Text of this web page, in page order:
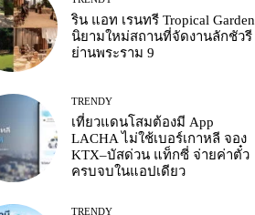
ริน แอท เรนทรี Tropical Garden
นิยามใหม่สถานที่จัดงานลักชัวรี
ย่านพระราม 9
TRENDY
เที่ยวแดนโสมต้องมี App
LACHA ไม่ใช้เบอร์เกาหลี จอง
KTX–บัสด่วน แท็กซี่ จ่ายค่าตั๋ว
ครบจบในแอปเดียว
TRENDY